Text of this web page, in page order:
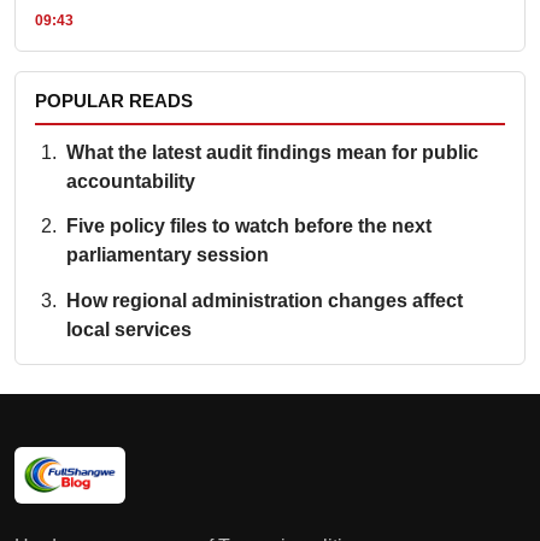
09:43
POPULAR READS
What the latest audit findings mean for public
accountability
Five policy files to watch before the next
parliamentary session
How regional administration changes affect
local services